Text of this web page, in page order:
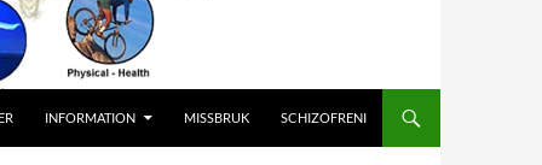
INFORMATION MISSBRUK SCHIZOFRENI